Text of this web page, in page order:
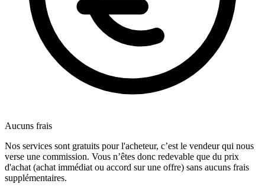
Aucuns frais
Nos services sont gratuits pour l'acheteur, c’est le vendeur qui nous
verse une commission. Vous n’êtes donc redevable que du prix
d'achat (achat immédiat ou accord sur une offre) sans aucuns frais
supplémentaires.